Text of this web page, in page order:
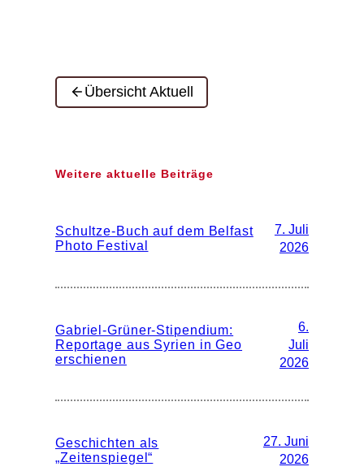
Übersicht Aktuell
Weitere aktuelle Beiträge
Schultze-Buch auf dem Belfast
Photo Festival
7. Juli
2026
Gabriel-Grüner-Stipendium:
Reportage aus Syrien in Geo
erschienen
6.
Juli
2026
Geschichten als
„Zeitenspiegel“
27. Juni
2026